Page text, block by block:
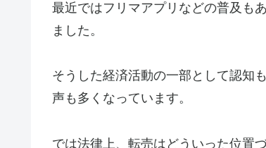
最近ではフリマアプリなどの普及も
ました。
そうした経済活動の一部として認知
声も多くなっています。
では法律上、転売はどういった位置